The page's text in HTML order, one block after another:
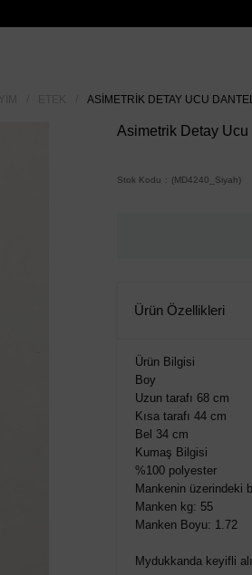
ASIMETRIK DETAY UCU
Asimetrik Detay
Stok Kodu (MD4240_Siyah)
Ürün Özellikleri
Ürün Bilgisi
Boy
Uzun tarafı 68 cm
Kısa tarafı 44 cm
Bel 34 cm
Kumaş Bilgisi
%100 polyester
Mankenin üzerindeki
Manken kg: 55
Manken Boyu: 1.72
Mydukkanda keyifli